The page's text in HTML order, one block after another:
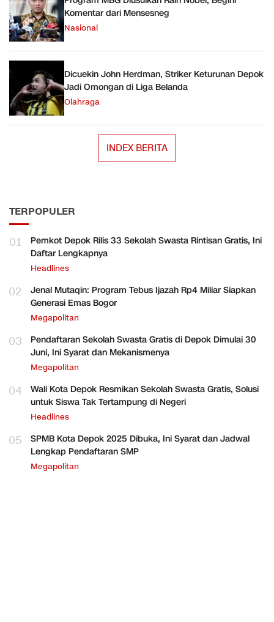
Komentar dari Mensesneg
Nasional
Dicuekin John Herdman, Striker Keturunan Depok
Jadi Omongan di Liga Belanda
Olahraga
INDEX BERITA
TERPOPULER
01
Pemkot Depok Rilis 33 Sekolah Swasta Rintisan Gratis, Ini
Daftar Lengkapnya
Headlines
02
Jenal Mutaqin: Program Tebus Ijazah Rp4 Miliar Siapkan
Generasi Emas Bogor
Megapolitan
03
Pendaftaran Sekolah Swasta Gratis di Depok Dimulai 30
Juni, Ini Syarat dan Mekanismenya
Megapolitan
04
Wali Kota Depok Resmikan Sekolah Swasta Gratis, Solusi
untuk Siswa Tak Tertampung di Negeri
Headlines
05
SPMB Kota Depok 2025 Dibuka, Ini Syarat dan Jadwal
Lengkap Pendaftaran SMP
Megapolitan